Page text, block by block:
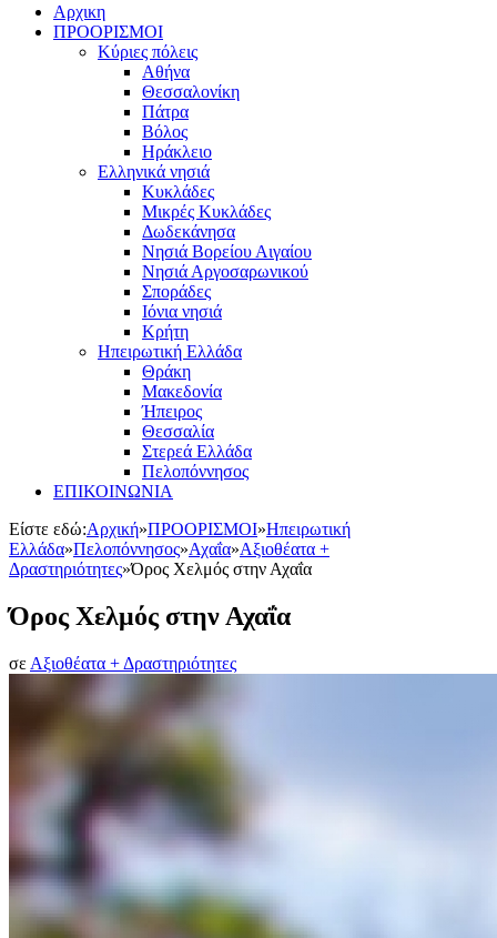
Αρχικη
ΠΡΟΟΡΙΣΜΟΙ
Κύριες πόλεις
Αθήνα
Θεσσαλονίκη
Πάτρα
Βόλος
Ηράκλειο
Ελληνικά νησιά
Κυκλάδες
Μικρές Κυκλάδες
Δωδεκάνησα
Νησιά Βορείου Αιγαίου
Νησιά Αργοσαρωνικού
Σποράδες
Ιόνια νησιά
Κρήτη
Ηπειρωτική Ελλάδα
Θράκη
Μακεδονία
Ήπειρος
Θεσσαλία
Στερεά Ελλάδα
Πελοπόννησος
ΕΠΙΚΟΙΝΩΝΙΑ
Είστε εδώ:Αρχική»ΠΡΟΟΡΙΣΜΟΙ»Ηπειρωτική
Ελλάδα»Πελοπόννησος»Αχαΐα»Αξιοθέατα +
Δραστηριότητες»Όρος Χελμός στην Αχαΐα
Όρος Χελμός στην Αχαΐα
σε Αξιοθέατα + Δραστηριότητες